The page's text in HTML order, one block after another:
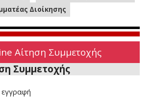
Διοίκησης
Αίτηση Συμμετοχής
Συμμετοχής
εγγραφή